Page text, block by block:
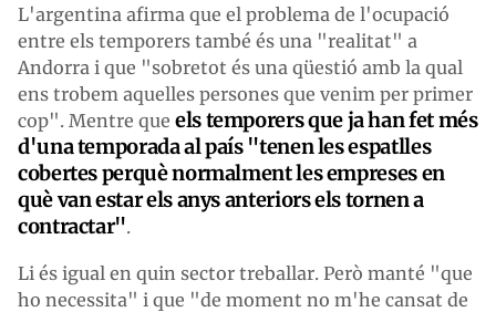
L'argentina afirma que el problema de l'ocupació
entre els temporers també és una "realitat" a
Andorra i que "sobretot és una qüestió amb la qual
ens trobem aquelles persones que venim per primer
cop". Mentre que els temporers que ja han fet més
d'una temporada al país "tenen les espatlles
cobertes perquè normalment les empreses en
què van estar els anys anteriors els tornen a
contractar".
Li és igual en quin sector treballar. Però manté "que
ho necessita" i que "de moment no m'he cansat de